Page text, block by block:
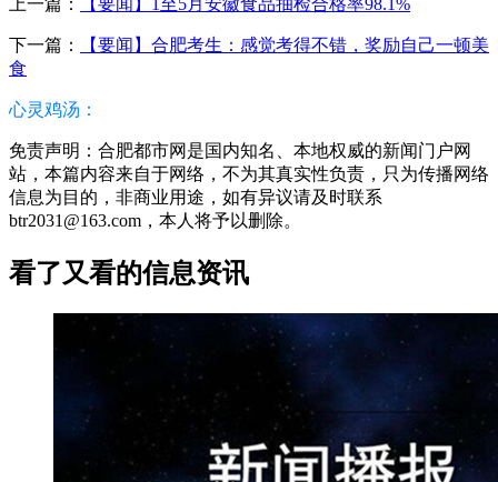
上一篇： 【要闻】1至5月安徽食品抽检合格率98.1%
下一篇：
【要闻】合肥考生：感觉考得不错，奖励自己一顿美
食
心灵鸡汤：
免责声明：合肥都市网是国内知名、本地权威的新闻门户网
站，本篇内容来自于网络，不为其真实性负责，只为传播网络
信息为目的，非商业用途，如有异议请及时联系
btr2031@163.com，本人将予以删除。
看了又看的信息资讯